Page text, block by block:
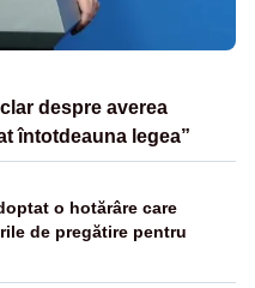
despre averea
întotdeauna legea”
o hotărâre care
de pregătire pentru